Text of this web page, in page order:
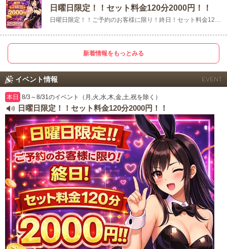
日曜日限定！！セット料金120分2000円！！
日曜日限定！！ご予約のお客様に限り！終日！セット料金120分2000円！！枠に限りがありますのでご予約はお早めに！
新着情報をもっとみる
イベント情報 EVENT
本日 8/3～8/31のイベント（月,火,水,木,金,土,祝を除く）
日曜日限定！！セット料金120分2000円！！
LINEでの連絡例